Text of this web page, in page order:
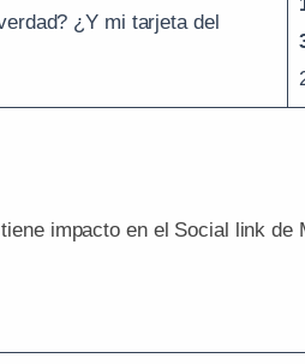
¿Y mi tarjeta del
impacto en el Social link de